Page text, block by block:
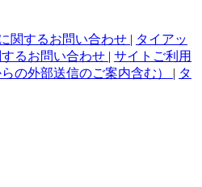
関するお問い合わせ | タイアッ
るお問い合わせ | サイトご利用
の外部送信のご案内含む） | タ